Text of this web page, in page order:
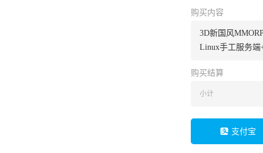
购买内容
3D新国风
Linux手工服务端
购买结算
小计
支付宝